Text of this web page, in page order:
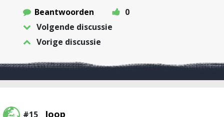
Beantwoorden
0
Volgende discussie
Vorige discussie
#15 Joop